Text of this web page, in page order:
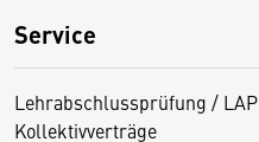
Service
Lehrabschlussprüfung / LAP
Kollektivverträge